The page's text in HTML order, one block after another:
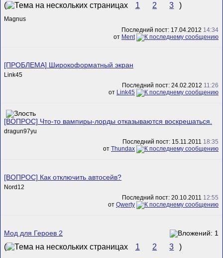
( 1 2 3 )
Magnus
Последний пост: 17.04.2012 14:34
от Ment
[ПРОБЛЕМА] Широкоформатный экран
Link45
Последний пост: 24.02.2012 11:26
от Link45
[ВОПРОС] Что-то вампиры-лорды отказываются воскрешаться.
dragun97yu
Последний пост: 15.11.2011 18:35
от Thundax
[ВОПРОС] Как отключить автосейв?
Nord12
Последний пост: 20.10.2011 12:55
от Qwerty
Мод для Героев 2
( 1 2 3 )